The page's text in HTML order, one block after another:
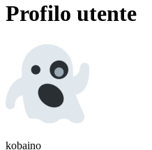
Profilo utente
kobaino